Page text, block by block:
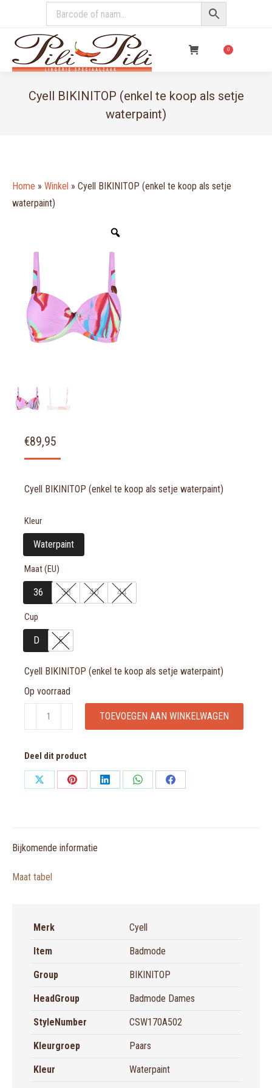
0
Cyell BIKINITOP (enkel te koop als setje
waterpaint)
Home » Winkel » Cyell BIKINITOP (enkel te koop als setje
waterpaint)
€89,95
Cyell BIKINITOP (enkel te koop als setje waterpaint)
Kleur
Waterpaint
Maat (EU)
36 38 40 44
Cup
D E
Cyell BIKINITOP (enkel te koop als setje waterpaint)
Op voorraad
BIKINITOP
te
koop
aantal
TOEVOEGEN AAN WINKELWAGEN
Deel dit product
Share
Share
Share
Share
Share
Bijkomende informatie
Maat tabel
Merk Cyell
Item Badmode
Group BIKINITOP
HeadGroup Badmode Dames
StyleNumber CSW170A502
Kleurgroep Paars
Kleur Waterpaint